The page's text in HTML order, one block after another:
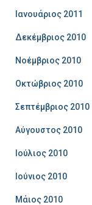
Ιανουάριος 2011
Δεκέμβριος 2010
Νοέμβριος 2010
Οκτώβριος 2010
Σεπτέμβριος 2010
Αύγουστος 2010
Ιούλιος 2010
Ιούνιος 2010
Μάιος 2010